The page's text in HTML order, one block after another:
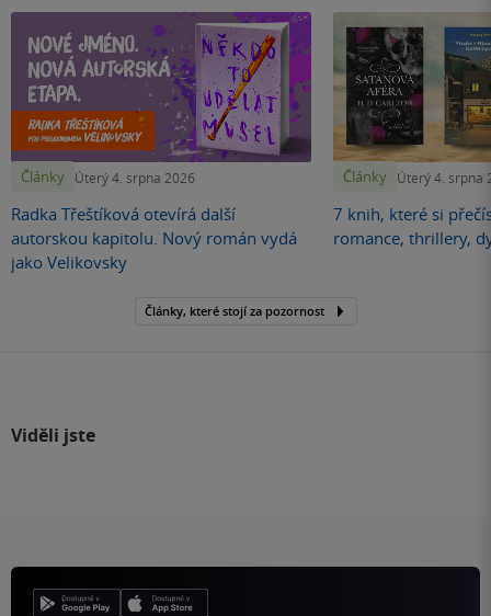
Články Úterý 4. srpna 2026
Radka Třeštíková otevírá další
autorskou kapitolu. Nový román vydá
jako Velikovsky
Články Úterý 4. srpna
7 knih, které si
romance, thrillery,
Články, které stojí za pozornost
Viděli jste